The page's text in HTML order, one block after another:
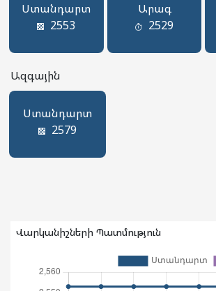
Ստանդարտ
2553
Արագ
2529
Ազգային
Ստանդարտ
2579
Վարկանիշների Պատմություն